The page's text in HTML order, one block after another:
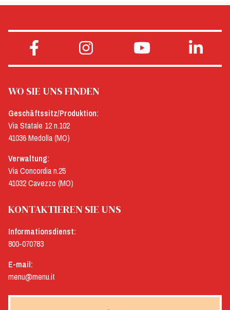
WO SIE UNS FINDEN
Geschäftssitz/Produktion:
Via Statale 12 n.102
41036 Medolla (MO)
Verwaltung:
Via Concordia n.25
41032 Cavezzo (MO)
KONTAKTIEREN SIE UNS
Informationsdienst:
800-070783
E-mail:
menu@menu.it